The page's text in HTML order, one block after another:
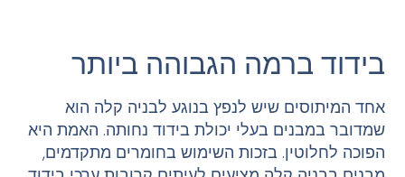
בידוד ברמה הגבוהה ביותר
אחד המיתוסים שיש לנפץ בנוגע לבניה קלה הוא
שמדובר במבנים בעלי יכולת בידוד נחותה. האמת היא
הפוכה לחלוטין. בזכות השימוש בחומרים מתקדמים,